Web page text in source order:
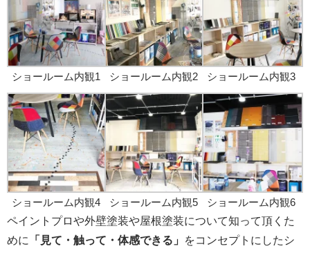
ショールーム内観1 ショールーム内観2 ショールーム内観3
ショールーム内観4 ショールーム内観5
ショールーム内観6
ペイントプロや外壁塗装や屋根塗装について知って頂くた
めに
「見て・触って・体感できる」
をコンセプトにしたシ